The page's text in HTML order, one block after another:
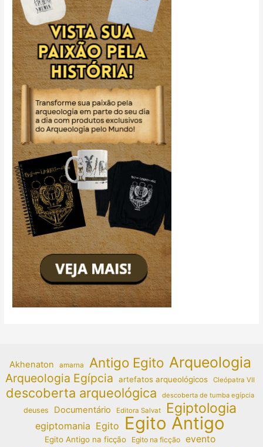
Akhenaton amarna Antigo Egito Arqueologia
Arqueologia Egípcia artefatos arqueológicos Cleópatra VII
descoberta arqueológica descoberta de tumba egípcia
deuses Documentário Editora Salvat Egiptologia
egiptomania Egito Egito Antigo
Egito Antigo na ficção Egito na ficção evento